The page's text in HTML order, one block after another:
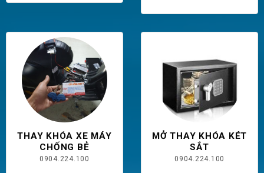
THAY KHÓA XE MÁY
CHỐNG BẺ
0904.224.100
MỞ THAY KHÓA KÉT
SẮT
0904.224.100